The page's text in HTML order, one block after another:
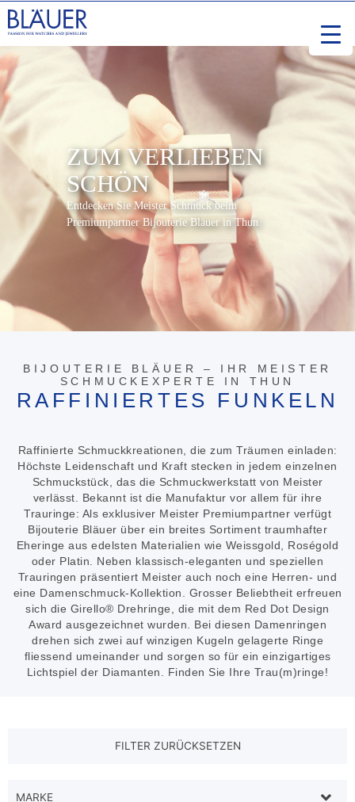
ZUM VERLIEBEN
SCHÖN
Entdecken Sie Meister Schmuck beim
Premiumpartner Bijouterie Bläuer in Thun.
BIJOUTERIE BLÄUER – IHR MEISTER
SCHMUCKEXPERTE IN THUN
RAFFINIERTES FUNKELN
Raffinierte Schmuckkreationen, die zum Träumen einladen:
Höchste Leidenschaft und Kraft stecken in jedem einzelnen
Schmuckstück, das die Schmuckwerkstatt von Meister
verlässt. Bekannt ist die Manufaktur vor allem für ihre
Trauringe: Als exklusiver Meister Premiumpartner verfügt
Bijouterie Bläuer über ein breites Sortiment traumhafter
Eheringe aus edelsten Materialien wie Weissgold, Roségold
oder Platin. Neben klassisch-eleganten und speziellen
Trauringen präsentiert Meister auch noch eine Herren- und
eine Damenschmuck-Kollektion. Grosser Beliebtheit erfreuen
sich die Girello® Drehringe, die mit dem Red Dot Design
Award ausgezeichnet wurden. Bei diesen Damenringen
drehen sich zwei auf winzigen Kugeln gelagerte Ringe
fliessend umeinander und sorgen so für ein einzigartiges
Lichtspiel der Diamanten. Finden Sie Ihre Trau(m)ringe!
MARKE